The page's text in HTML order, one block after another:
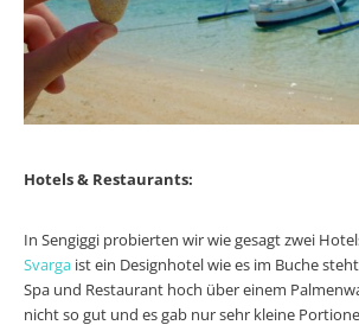
Hotels & Restaurants:
In Sengiggi probierten wir wie gesagt zwei
Svarga ist ein Designhotel wie es im Buche
Spa und Restaurant hoch über einem
nicht so gut und es gab nur sehr kleine